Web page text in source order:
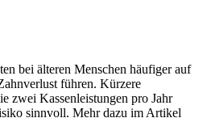
bei älteren Menschen häufiger auf
führen. Kürzere
zwei Kassenleistungen pro Jahr
sinnvoll. Mehr dazu im Artikel